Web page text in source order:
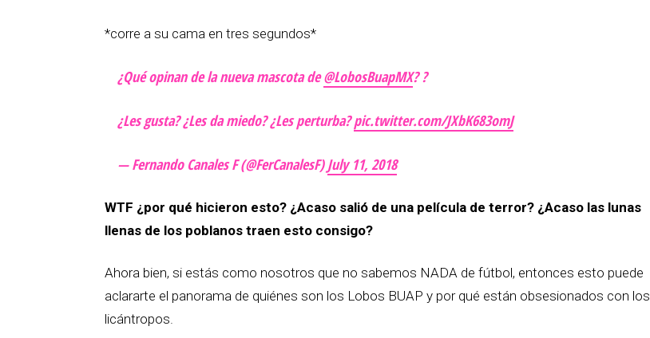
*corre a su cama en tres segundos*
¿Qué opinan de la nueva mascota de@LobosBuapMX? ?
¿Les gusta? ¿Les da miedo? ¿Les perturba?pic.twitter.com/JXbK683omJ
— Fernando Canales F (@FerCanalesF)July 11, 2018
WTF ¿por qué hicieron esto? ¿Acaso salió de una película de terror? ¿Acaso las lunas
llenas de los poblanos traen esto consigo?
Ahora bien, si estás como nosotros que no sabemos NADA de fútbol, entonces esto puede
aclararte el panorama de quiénes son los Lobos BUAP y por qué están obsesionados con los
licántropos.